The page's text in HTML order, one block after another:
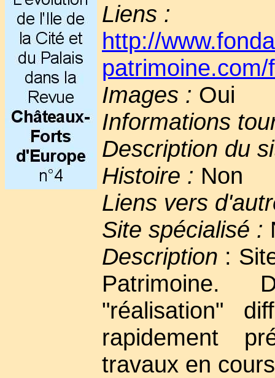
Liens :
http://
Images : Oui
Informations
Description du
Histoire : Non
Liens vers
Site spécialisé :
Description :
Patrimoine.
"réalisation"
rapidement
travaux en